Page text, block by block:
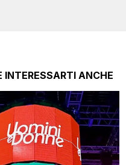
INTERESSARTI ANCHE